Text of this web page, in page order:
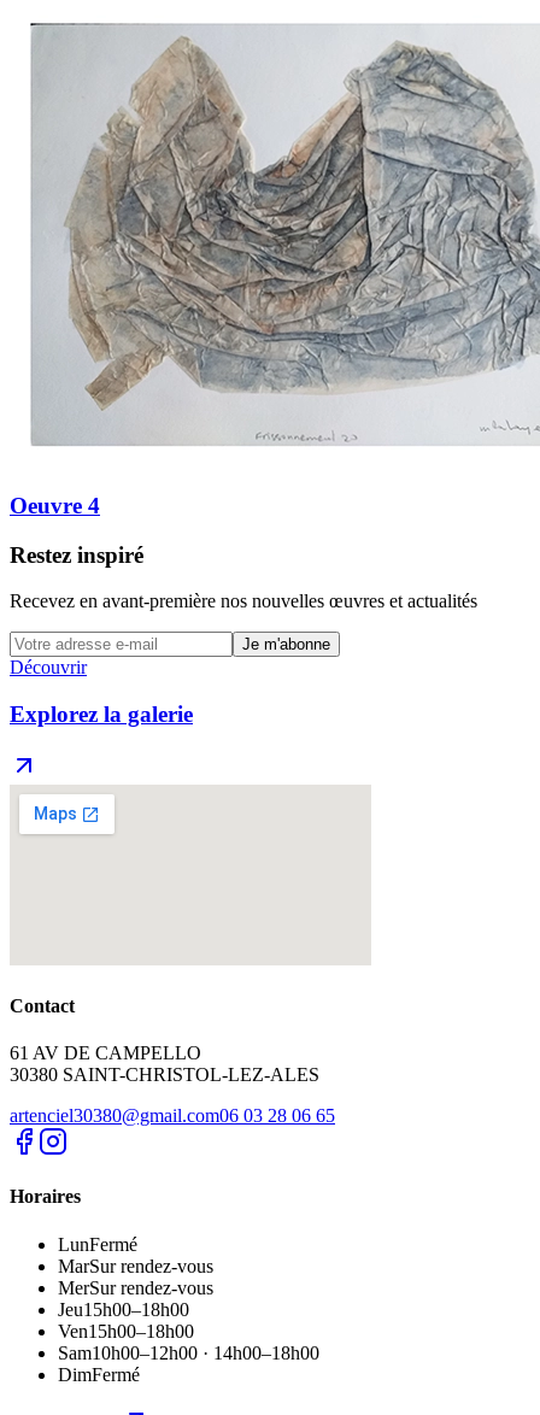
Oeuvre 4
Restez inspiré
Recevez en avant-première nos nouvelles œuvres et actualités
Je m'abonne
Découvrir
Explorez la galerie
Contact
61 AV DE CAMPELLO
30380 SAINT-CHRISTOL-LEZ-ALES
artenciel30380@gmail.com06 03 28 06 65
Horaires
LunFermé
MarSur rendez-vous
MerSur rendez-vous
Jeu15h00–18h00
Ven15h00–18h00
Sam10h00–12h00 · 14h00–18h00
DimFermé